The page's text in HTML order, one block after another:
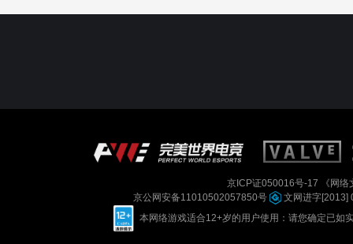
京ICP证050016号-17
《网
京公网安备11010502057850号
文网进字[2013]
本网络游戏适合12+岁的用户使用：请您确定已如